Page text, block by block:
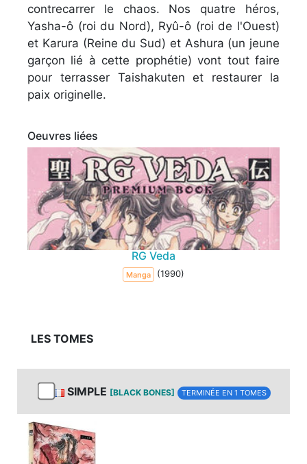
contrecarrer le chaos. Nos quatre héros,
Yasha-ô (roi du Nord), Ryû-ô (roi de l'Ouest)
et Karura (Reine du Sud) et Ashura (un jeune
garçon lié à cette prophétie) vont tout faire
pour terrasser Taishakuten et restaurer la
paix originelle.
Oeuvres liées
RG Veda
Manga (1990)
LES TOMES
SIMPLE [BLACK BONES] TERMINÉE EN 1 TOMES